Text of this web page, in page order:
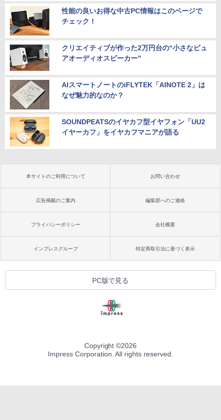
性能の良いお得な中古PC情報はこのページで
チェック！
クリエイティブが作った2万円台の“小さなピュ
アオーディオスピーカー”
AIスマートノートのiFLYTEK「AINOTE 2」は
なぜ魅力的なのか？
SOUNDPEATSのイヤカフ型イヤフォン「UU2
イヤーカフ」をイヤカフマニアが語る
本サイトのご利用について お問い合わせ
広告掲載のご案内 編集部へのご連絡
プライバシーポリシー 会社概要
インプレスグループ 特定商取引法に基づく表示
PC版で見る
Copyright ©2026
Impress Corporation. All rights reserved.